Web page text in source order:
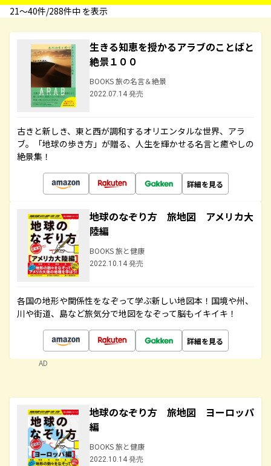
21〜40件/288件中 を表示
生きる知恵を授かるアラブのことばと
絶景１００
BOOKS 旅の名言＆絶景
2022.07.14 発売
古きと新しき、東と西が調和するオリエンタルな世界、アラ
ブ。「地球の歩き方」が贈る、人生を輝かせる名言と癒やしの
絶景集！
詳細を見る
地球のなぞり方 旅地図 アメリカ大
陸編
BOOKS 旅と健康
2022.10.14 発売
各国の地形や関係性をなぞって学ぶ新しい地図本！国境や州、
川や街道、島など旅気分で地図をなぞって脳もイキイキ！
詳細を見る
AD
地球のなぞり方 旅地図 ヨーロッパ
編
BOOKS 旅と健康
2022.10.14 発売